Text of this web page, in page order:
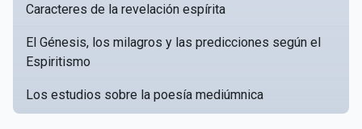
Caracteres de la revelación espírita
El Génesis, los milagros y las predicciones según el
Espiritismo
Los estudios sobre la poesía mediúmnica